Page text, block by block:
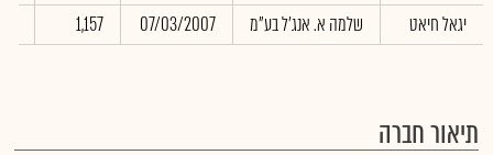
יגאל חיאט
שלמה א. אנג'ל בע"מ 07/03/2007
1,157
תיאור חברה